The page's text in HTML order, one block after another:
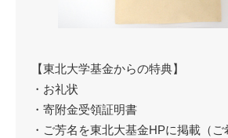
【東北大学基金からの特典】
・お礼状
・寄附金受領証明書
・ご芳名を東北大基金HPに掲載（ご